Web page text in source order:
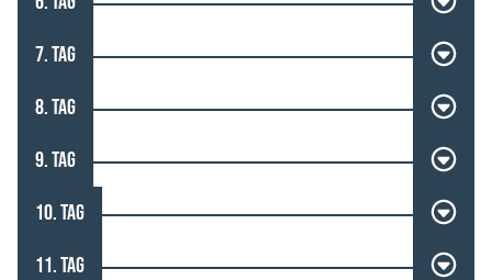
7. TAG
8. TAG
9. TAG
10. TAG
11. TAG